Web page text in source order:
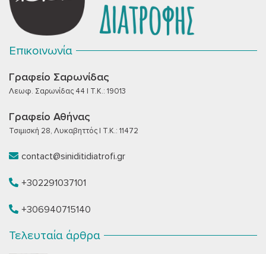
Επικοινωνία
Γραφείο Σαρωνίδας
Λεωφ. Σαρωνίδας 44 | T.K.: 19013
Γραφείο Αθήνας
Τσιμισκή 28, Λυκαβηττός | T.K.: 11472
contact@siniditidiatrofi.gr
+302291037101
+306940715140
Τελευταία άρθρα